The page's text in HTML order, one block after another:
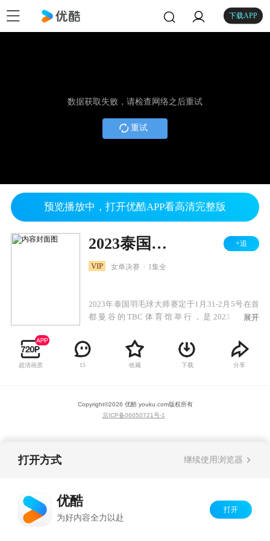
下载APP
数据获取失败，请检查网络之后重试
重试
预览播放中，打开优酷APP看高清完整版
2023泰国羽毛球大师赛 女单决赛 张艺曼VS韩悦 +追
VIP 女单决赛 1集全
2023年泰国羽毛球大师赛定于1月31-2月5号在首
都曼谷的TBC体育馆举行，是2023年首届
2020年之后时隔三年再次举办泰国羽毛球大师
赛。国羽参赛名单已公布，由石宇奇领衔。
展开
超清画质 15 收藏 下载 分享
Copyright©2026 优酷 youku.com版权所有
京ICP备06050721号-1
打开方式 继续使用浏览器
优酷
为好内容全力以赴
打开